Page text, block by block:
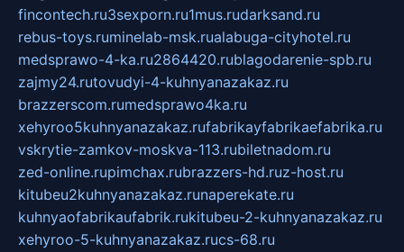
fincontech.ru3sexporn.ru1mus.rudarksand.ru
rebus-toys.ruminelab-msk.rualabuga-cityhotel.ru
medsprawo-4-ka.ru2864420.rublagodarenie-spb.ru
zajmy24.rutovudyi-4-kuhnyanazakaz.ru
brazzerscom.rumedsprawo4ka.ru
xehyroo5kuhnyanazakaz.rufabrikayfabrikaefabrika.ru
vskrytie-zamkov-moskva-113.rubiletnadom.ru
zed-online.rupimchax.rubrazzers-hd.ruz-host.ru
kitubeu2kuhnyanazakaz.runaperekate.ru
kuhnyaofabrikaufabrik.rukitubeu-2-kuhnyanazakaz.ru
xehyroo-5-kuhnyanazakaz.rucs-68.ru